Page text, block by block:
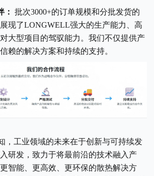
： 批次3000+的订单规模和分批发货的
现了LONGWELL强大的生产能力、高
大型项目的驾驭能力。我们不仅提供产
赖的解决方案和持续的支持。
，工业领域的未来在于创新与可持续发
研发，致力于将最前沿的技术融入产
智能、更高效、更环保的散热解决方